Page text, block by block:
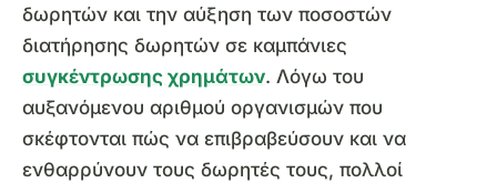
δωρητών και την αύξηση των ποσοστών
διατήρησης δωρητών σε καμπάνιες
συγκέντρωσης χρημάτων. Λόγω του
αυξανόμενου αριθμού οργανισμών που
σκέφτονται πώς να επιβραβεύσουν και να
ενθαρρύνουν τους δωρητές τους, πολλοί